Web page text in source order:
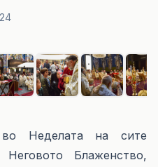
Неделата на сите
Неговото Блаженство,